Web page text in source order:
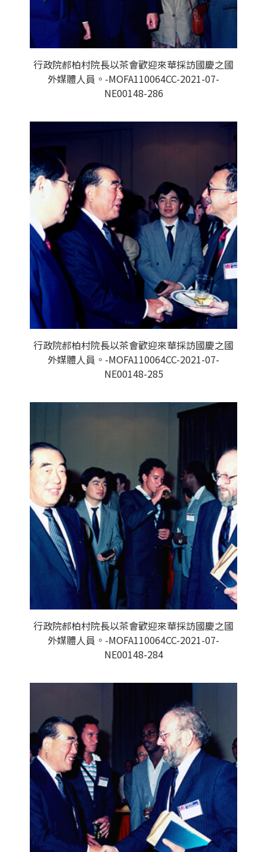
行政院郝柏村院長以茶會歡迎來華採訪國慶之國
外媒體人員。-MOFA110064CC-2021-07-
NE00148-286
行政院郝柏村院長以茶會歡迎來華採訪國慶之國
外媒體人員。-MOFA110064CC-2021-07-
NE00148-285
行政院郝柏村院長以茶會歡迎來華採訪國慶之國
外媒體人員。-MOFA110064CC-2021-07-
NE00148-284